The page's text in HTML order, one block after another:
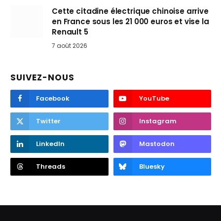
Cette citadine électrique chinoise arrive
en France sous les 21 000 euros et vise la
Renault 5
7 août 2026
SUIVEZ-NOUS
Facebook YouTube
Twitter Instagram
LinkedIn Mastodon
Threads Bluesky